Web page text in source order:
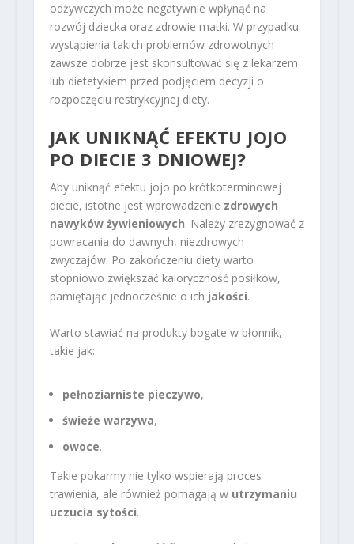
odżywczych może negatywnie wpłynąć na
rozwój dziecka oraz zdrowie matki. W przypadku
wystąpienia takich problemów zdrowotnych
zawsze dobrze jest skonsultować się z lekarzem
lub dietetykiem przed podjęciem decyzji o
rozpoczęciu restrykcyjnej diety.
JAK UNIKNĄĆ EFEKTU JOJO
PO DIECIE 3 DNIOWEJ?
Aby uniknąć efektu jojo po krótkoterminowej
diecie, istotne jest wprowadzenie zdrowych
nawyków żywieniowych. Należy zrezygnować z
powracania do dawnych, niezdrowych
zwyczajów. Po zakończeniu diety warto
stopniowo zwiększać kaloryczność posiłków,
pamiętając jednocześnie o ich jakości.
Warto stawiać na produkty bogate w błonnik,
takie jak:
pełnoziarniste pieczywo,
świeże warzywa,
owoce.
Takie pokarmy nie tylko wspierają proces
trawienia, ale również pomagają w utrzymaniu
uczucia sytości.